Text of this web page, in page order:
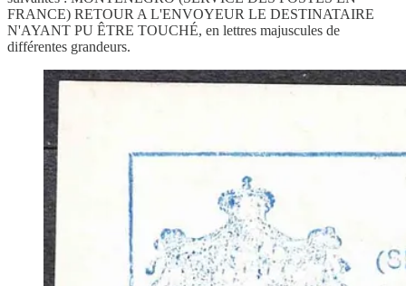
FRANCE) RETOUR A L'ENVOYEUR LE DESTINATAIRE
N'AYANT PU ÊTRE TOUCHÉ, en lettres majuscules de
différentes grandeurs.